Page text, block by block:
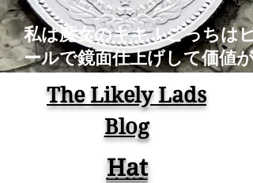
私は魔女のキキ！こっちはピ
ールで鏡面仕上げして価値が
くなったアルミの古銭！コイ
磨き Old Coins Restoration
Time Lapse ASMR
The Likely Lads
Blog
Hat